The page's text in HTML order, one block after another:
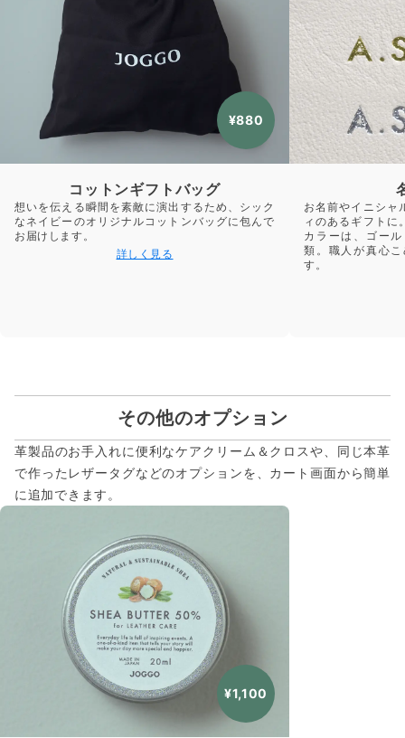
¥880
コットンギフトバッグ
想いを伝える瞬間を素敵に演出するため、シック
なネイビーのオリジナルコットンバッグに包んで
お届けします。
詳しく見る
お名前やイニシャ
ィのあるギフトに
カラーは、ゴー
類。職人が真心
す。
その他のオプション
革製品のお手入れに便利なケアクリーム＆クロスや、同じ本革
で作ったレザータグなどのオプションを、カート画面から簡単
に追加できます。
¥1,100